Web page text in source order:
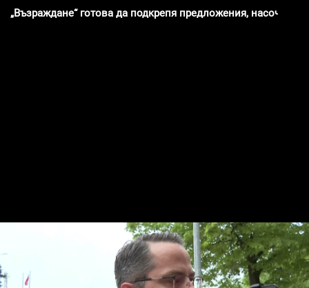
„Възраждане“ готова да подкрепя предложения, насочени